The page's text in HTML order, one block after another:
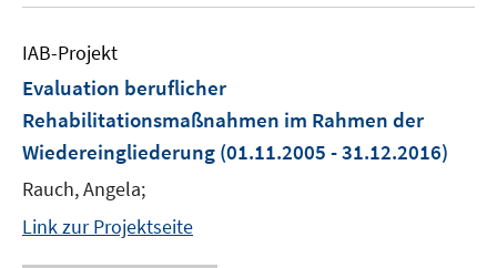
IAB-Projekt
Evaluation beruflicher
Rehabilitationsmaßnahmen im Rahmen der
Wiedereingliederung (01.11.2005 - 31.12.2016)
Rauch, Angela;
Link zur Projektseite